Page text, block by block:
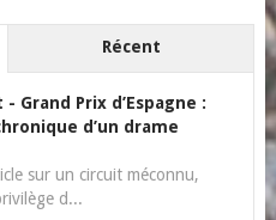
Récent
- Grand Prix d’Espagne :
d’un drame
sur un circuit méconnu,
d...